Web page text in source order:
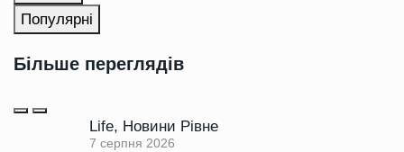
Популярні
Більше переглядів
Life, Новини Рівне
7 серпня 2026